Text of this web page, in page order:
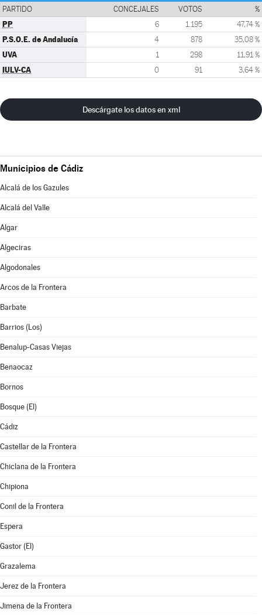
PARTIDO CONCEJALES VOTOS %
PP 6 1.195 47,74 %
P.S.O.E. de Andalucía 4 878 35,08 %
UVA 1 298 11,91 %
IULV-CA 0 91 3,64 %
Descárgate los datos en xml
Municipios de Cádiz
Alcalá de los Gazules
Alcalá del Valle
Algar
Algeciras
Algodonales
Arcos de la Frontera
Barbate
Barrios (Los)
Benalup-Casas Viejas
Benaocaz
Bornos
Bosque (El)
Cádiz
Castellar de la Frontera
Chiclana de la Frontera
Chipiona
Conil de la Frontera
Espera
Gastor (El)
Grazalema
Jerez de la Frontera
Jimena de la Frontera